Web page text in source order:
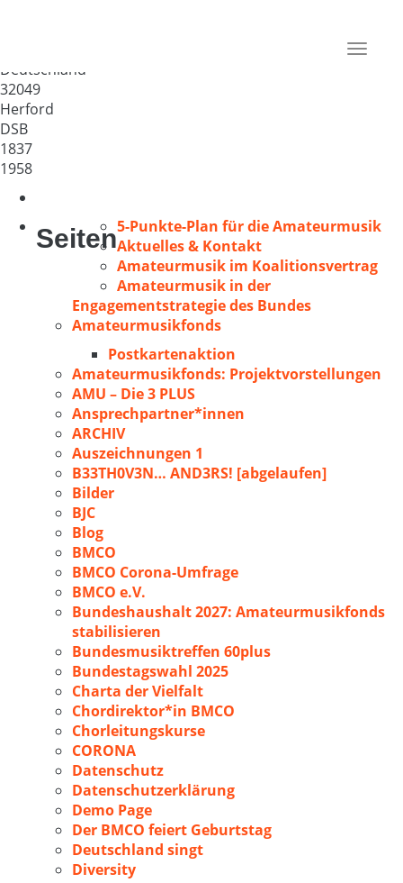
Toggle
Deutschland
32049
Herford
DSB
1837
1958
Seiten5-Punkte-Plan für die Amateurmusik
Aktuelles & Kontakt
Amateurmusik im Koalitionsvertrag
Amateurmusik in der
Engagementstrategie des Bundes
Amateurmusikfonds
Postkartenaktion
Amateurmusikfonds: Projektvorstellungen
AMU – Die 3 PLUS
Ansprechpartner*innen
ARCHIV
Auszeichnungen 1
B33TH0V3N… AND3RS! [abgelaufen]
Bilder
BJC
Blog
BMCO
BMCO Corona-Umfrage
BMCO e.V.
Bundeshaushalt 2027: Amateurmusikfonds
stabilisieren
Bundesmusiktreffen 60plus
Bundestagswahl 2025
Charta der Vielfalt
Chordirektor*in BMCO
Chorleitungskurse
CORONA
Datenschutz
Datenschutzerklärung
Demo Page
Der BMCO feiert Geburtstag
Deutschland singt
Diversity